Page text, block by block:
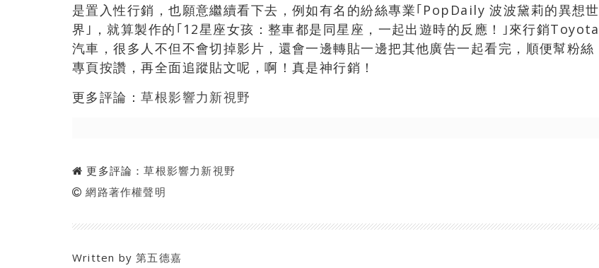
是置入性行銷，也願意繼續看下去，例如有名的紛絲專業｢PopDaily 波波黛莉的異想世
界｣，就算製作的｢12星座女孩：整車都是同星座，一起出遊時的反應！｣來行銷Toyota
汽車，很多人不但不會切掉影片，還會一邊轉貼一邊把其他廣告一起看完，順便幫粉絲
專頁按讚，再全面追蹤貼文呢，啊！真是神行銷！
更多評論：草根影響力新視野
更多評論：草根影響力新視野
網路著作權聲明
Written by第五德嘉